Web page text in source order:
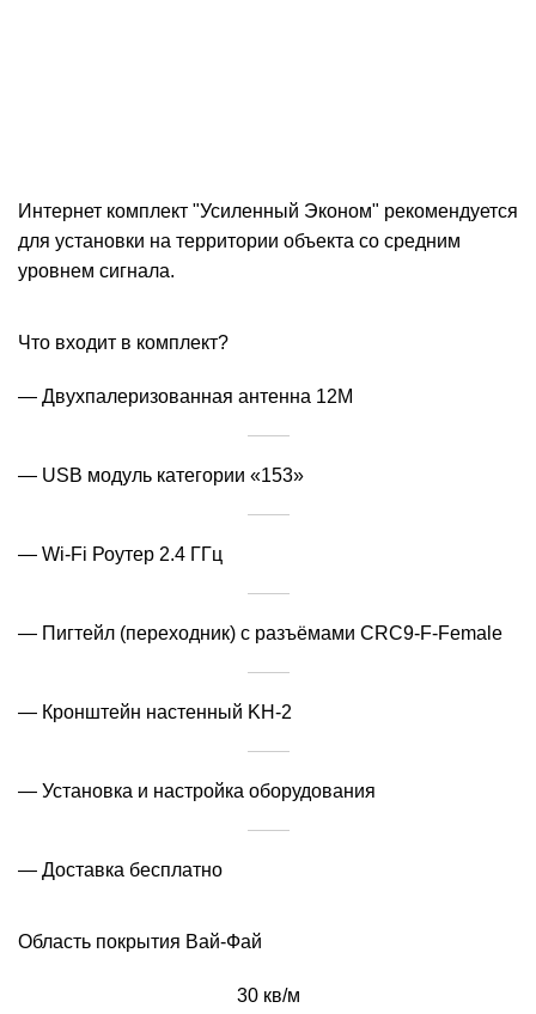
Интернет комплект "Усиленный Эконом" рекомендуется
для установки на территории объекта со средним
уровнем сигнала.
Что входит в комплект?
— Двухпалеризованная антенна 12M
— USB модуль категории «153»
— Wi-Fi Роутер 2.4 ГГц
— Пигтейл (переходник) с разъёмами CRC9-F-Female
— Кронштейн настенный KH-2
— Установка и настройка оборудования
— Доставка бесплатно
Область покрытия Вай-Фай
30 кв/м